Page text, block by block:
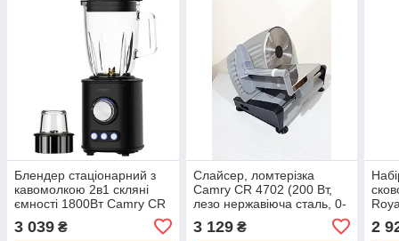
Блендер стаціонарний з
кавомолкою 2в1 скляні
ємності 1800Вт Camry CR
3 039 ₴
Слайсер, ломтерізка
Camry CR 4702 (200 Вт,
лезо нержавіюча сталь, 0-
15 мм товщина ломтика)
3 129₴ 2